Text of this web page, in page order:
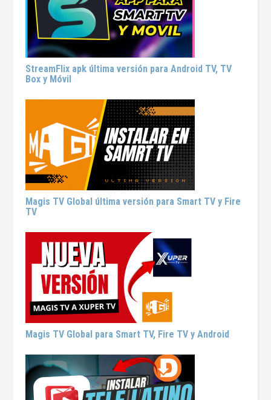
StreamFlix apk última versión para Android TV, TV
Box y Móvil
Magis TV Global última versión para Smart TV y Fire
TV
Magis TV Global para Smart TV, Fire TV y Android